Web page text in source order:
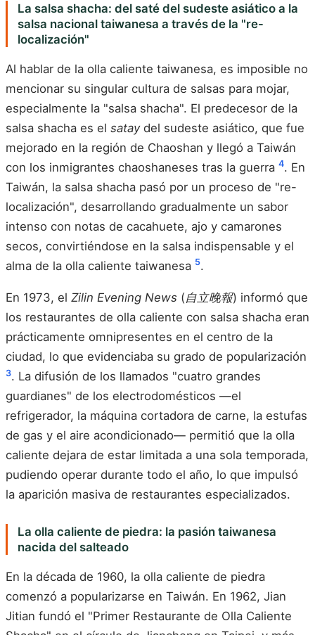
La salsa shacha: del saté del sudeste asiático a la
salsa nacional taiwanesa a través de la "re-
localización"
Al hablar de la olla caliente taiwanesa, es imposible no
mencionar su singular cultura de salsas para mojar,
especialmente la "salsa shacha". El predecesor de la
salsa shacha es el sataydel sudeste asiático, que fue
mejorado en la región de Chaoshan y llegó a Taiwán
con los inmigrantes chaoshaneses tras la guerra 4. En
Taiwán, la salsa shacha pasó por un proceso de "re-
localización", desarrollando gradualmente un sabor
intenso con notas de cacahuete, ajo y camarones
secos, convirtiéndose en la salsa indispensable y el
alma de la olla caliente taiwanesa 5.
En 1973, el Zilin Evening News (自立晚報) informó que
los restaurantes de olla caliente con salsa shacha eran
prácticamente omnipresentes en el centro de la
ciudad, lo que evidenciaba su grado de popularización
3. La difusión de los llamados "cuatro grandes
guardianes" de los electrodomésticos —el
refrigerador, la máquina cortadora de carne, la estufas
de gas y el aire acondicionado— permitió que la olla
caliente dejara de estar limitada a una sola temporada,
pudiendo operar durante todo el año, lo que impulsó
la aparición masiva de restaurantes especializados.
La olla caliente de piedra: la pasión taiwanesa
nacida del salteado
En la década de 1960, la olla caliente de piedra
comenzó a popularizarse en Taiwán. En 1962, Jian
Jitian fundó el "Primer Restaurante de Olla Caliente